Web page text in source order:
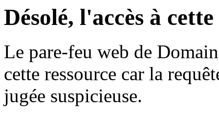
Désolé, l'accès à
Le pare-feu web de
cette ressource car la
jugée suspicieuse.